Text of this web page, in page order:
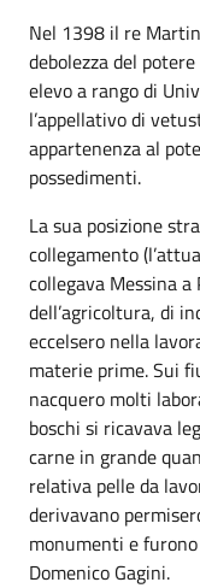
Nel 1398 il re
debolezza del
elevo a rango di
l’appellativo di
appartenenza al
possedimenti.
La sua posizione
collegamento
collegava Messina
dell’agricoltura, di
eccelsero nella
materie prime. Sui
nacquero molti
boschi si ricavava
carne in grande
relativa pelle da
derivavano
monumenti e
Domenico Gagini.